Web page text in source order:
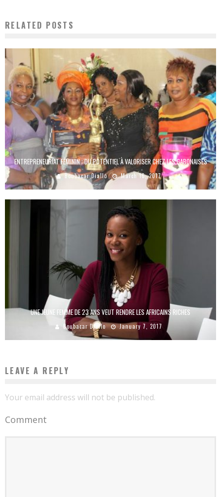
RELATED POSTS
ENTREPRENEURIAT FÉMININ : DU POTENTIEL À VALORISER CHEZ LES GABONAISES
Boubacar Diallo March 16, 2017
UNE JEUNE FEMME DE 23 ANS VEUT RENDRE LES AFRICAINS RICHES
Boubacar Diallo January 7, 2017
LEAVE A REPLY
Your email address will not be published.
Comment